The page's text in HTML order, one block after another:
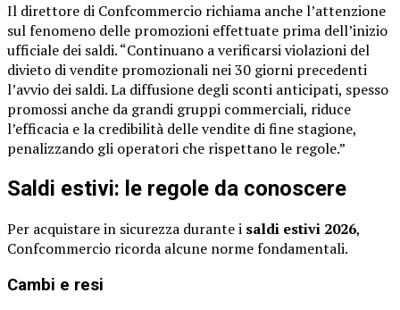
Il direttore di Confcommercio richiama anche l’attenzione
sul fenomeno delle promozioni effettuate prima dell’inizio
ufficiale dei saldi. “Continuano a verificarsi violazioni del
divieto di vendite promozionali nei 30 giorni precedenti
l’avvio dei saldi. La diffusione degli sconti anticipati, spesso
promossi anche da grandi gruppi commerciali, riduce
l’efficacia e la credibilità delle vendite di fine stagione,
penalizzando gli operatori che rispettano le regole.”
Saldi estivi: le regole da conoscere
Per acquistare in sicurezza durante i saldi estivi 2026,
Confcommercio ricorda alcune norme fondamentali.
Cambi e resi